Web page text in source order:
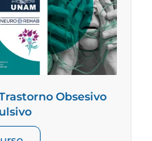
Obsesivo